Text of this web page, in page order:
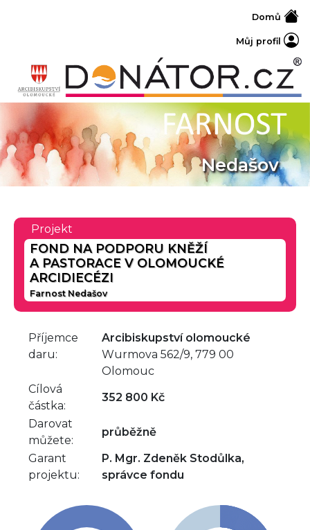
Domů
Můj profil
Nedašov
Projekt
FOND NA PODPORU KNĚŽÍ
A PASTORACE V OLOMOUCKÉ
ARCIDIECÉZI
Farnost Nedašov
Příjemce
daru:
Arcibiskupství olomoucké
Wurmova 562/9, 779 00
Olomouc
Cílová
částka:
352 800 Kč
Darovat
můžete:
průběžně
Garant
projektu:
P. Mgr. Zdeněk Stodůlka,
správce fondu